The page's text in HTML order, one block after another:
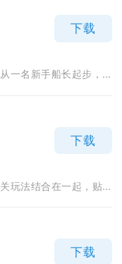
下载
航海大冒险以远洋探索为核心玩法，玩家从一名新手船长起步，...
下载
僵尸突击将末日丧尸题材和移动端射击闯关玩法结合在一起，贴...
下载